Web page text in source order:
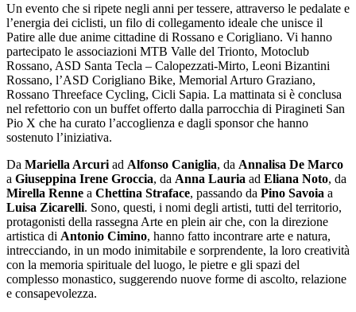
Un evento che si ripete negli anni per tessere, attraverso le pedalate e
l’energia dei ciclisti, un filo di collegamento ideale che unisce il
Patire alle due anime cittadine di Rossano e Corigliano. Vi hanno
partecipato le associazioni MTB Valle del Trionto, Motoclub
Rossano, ASD Santa Tecla – Calopezzati-Mirto, Leoni Bizantini
Rossano, l’ASD Corigliano Bike, Memorial Arturo Graziano,
Rossano Threeface Cycling, Cicli Sapia. La mattinata si è conclusa
nel refettorio con un buffet offerto dalla parrocchia di Piragineti San
Pio X che ha curato l’accoglienza e dagli sponsor che hanno
sostenuto l’iniziativa.
Da Mariella Arcuri ad Alfonso Caniglia, da Annalisa De Marco
a Giuseppina Irene Groccia, da Anna Lauria ad Eliana Noto, da
Mirella Renne a Chettina Straface, passando da Pino Savoia a
Luisa Zicarelli. Sono, questi, i nomi degli artisti, tutti del territorio,
protagonisti della rassegna Arte en plein air che, con la direzione
artistica di Antonio Cimino, hanno fatto incontrare arte e natura,
intrecciando, in un modo inimitabile e sorprendente, la loro creatività
con la memoria spirituale del luogo, le pietre e gli spazi del
complesso monastico, suggerendo nuove forme di ascolto, relazione
e consapevolezza.